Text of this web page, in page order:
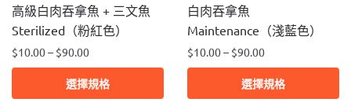
高級白肉吞拿魚 + 三文魚
Sterilized（粉紅色）
$10.00– $90.00
選擇規格
產
白肉吞拿魚
Maintenance（淺藍色）
$10.00– $90.00
選擇規格
產